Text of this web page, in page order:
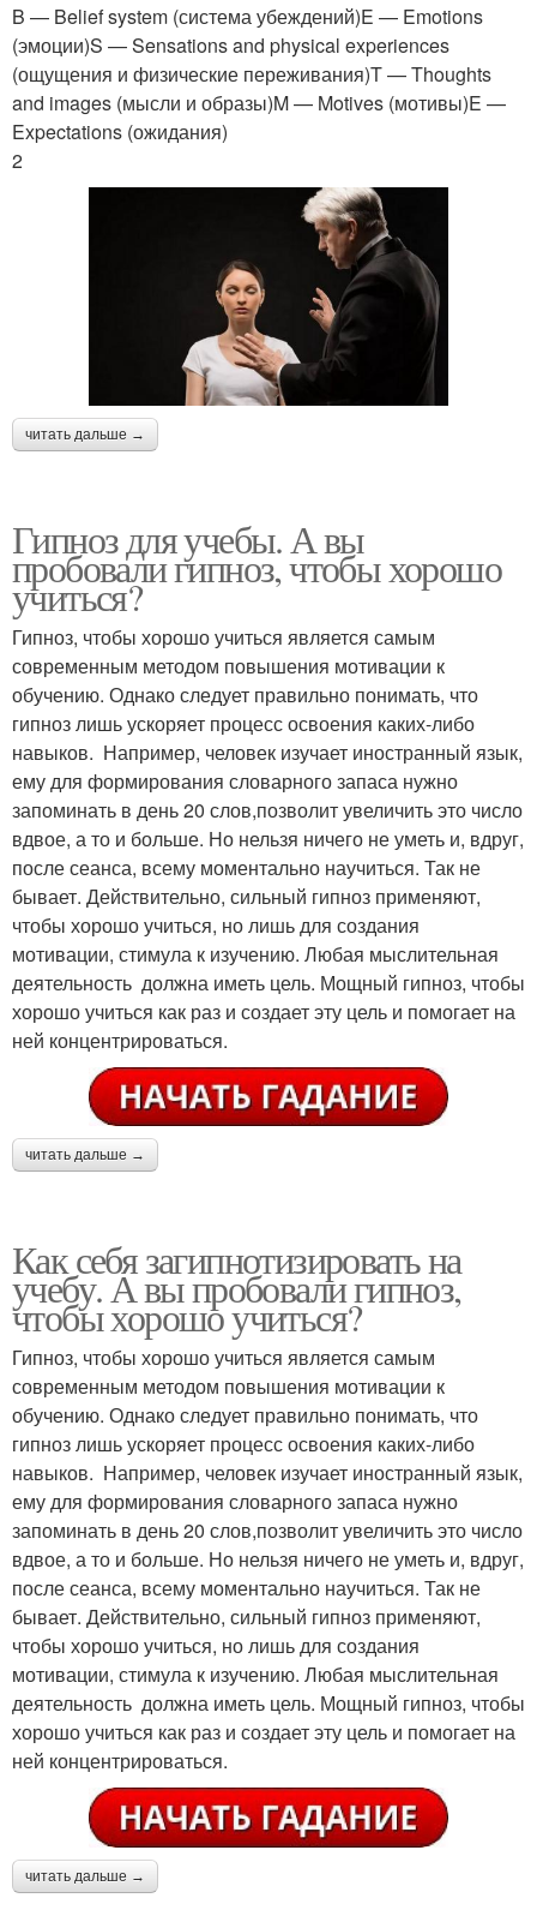
B — Belief system (система убеждений)E — Emotions
(эмоции)S — Sensations and physical experiences
(ощущения и физические переживания)T — Thoughts
and images (мысли и образы)M — Motives (мотивы)E —
Expectations (ожидания)
2
читать дальше →
Гипноз для учебы. А вы
пробовали гипноз, чтобы хорошо
учиться?
Гипноз, чтобы хорошо учиться является самым
современным методом повышения мотивации к
обучению. Однако следует правильно понимать, что
гипноз лишь ускоряет процесс освоения каких-либо
навыков. Например, человек изучает иностранный язык,
ему для формирования словарного запаса нужно
запоминать в день 20 слов,позволит увеличить это число
вдвое, а то и больше. Но нельзя ничего не уметь и, вдруг,
после сеанса, всему моментально научиться. Так не
бывает. Действительно, сильный гипноз применяют,
чтобы хорошо учиться, но лишь для создания
мотивации, стимула к изучению. Любая мыслительная
деятельность должна иметь цель. Мощный гипноз, чтобы
хорошо учиться как раз и создает эту цель и помогает на
ней концентрироваться.
читать дальше →
Как себя загипнотизировать на
учебу. А вы пробовали гипноз,
чтобы хорошо учиться?
Гипноз, чтобы хорошо учиться является самым
современным методом повышения мотивации к
обучению. Однако следует правильно понимать, что
гипноз лишь ускоряет процесс освоения каких-либо
навыков. Например, человек изучает иностранный язык,
ему для формирования словарного запаса нужно
запоминать в день 20 слов,позволит увеличить это число
вдвое, а то и больше. Но нельзя ничего не уметь и, вдруг,
после сеанса, всему моментально научиться. Так не
бывает. Действительно, сильный гипноз применяют,
чтобы хорошо учиться, но лишь для создания
мотивации, стимула к изучению. Любая мыслительная
деятельность должна иметь цель. Мощный гипноз, чтобы
хорошо учиться как раз и создает эту цель и помогает на
ней концентрироваться.
читать дальше →